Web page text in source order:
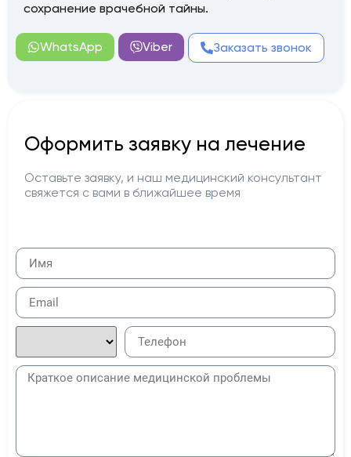
сохранение врачебной тайны.
WhatsApp Viber Заказать звонок
Оформить заявку на лечение
Оставьте заявку, и наш медицинский консультант
свяжется с вами в ближайшее время